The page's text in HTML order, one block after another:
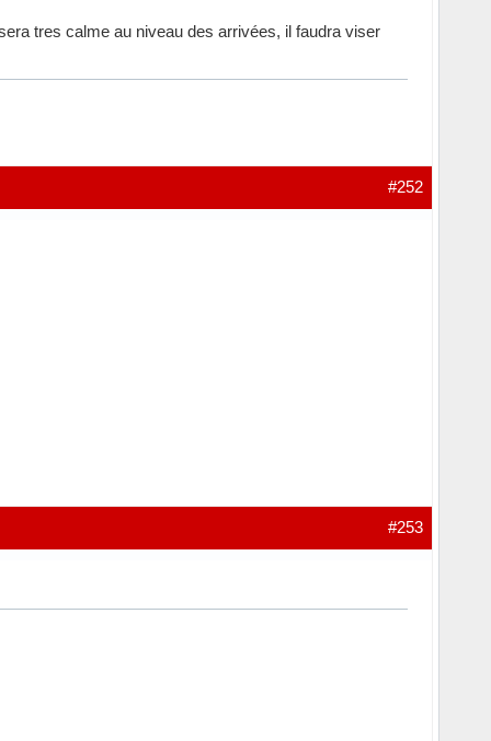
tres calme au niveau des arrivées, il faudra viser
#252
#253